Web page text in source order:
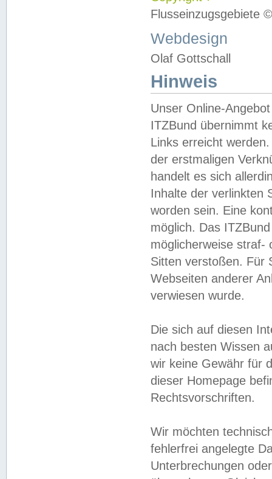
Flusseinzugsgebiete
Webdesign
Olaf Gottschall
Hinweis
Unser Online-
ITZBund übernimmt
Links erreicht
der erstmaligen
handelt es sich
Inhalte der verlinkten
worden sein. Eine
möglich. Das
möglicherweise straf-
Sitten verstoßen. Für
Webseiten anderer
verwiesen wurde.
Die sich auf diesen
nach besten Wissen
wir keine Gewähr für
dieser Homepage
Rechtsvorschriften.
Wir möchten
fehlerfrei angelegte
Unterbrechungen